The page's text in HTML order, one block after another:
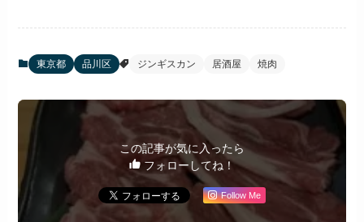
東京都 品川区 ジンギスカン 居酒屋 焼肉
この記事が気に入ったら
フォローしてね！
Follow Me